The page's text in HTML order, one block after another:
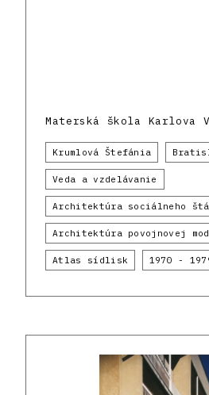
Materská škola Karlova
Krumlová Štefánia
Veda a vzdelávanie
Architektúra sociálneho
Architektúra povojnovej
Atlas sídlisk 1970 -